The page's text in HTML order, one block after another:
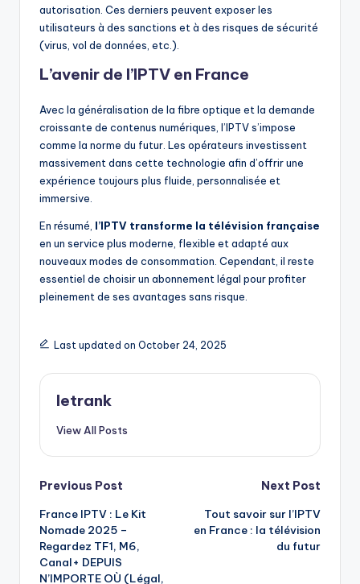
autorisation. Ces derniers peuvent exposer les
utilisateurs à des sanctions et à des risques de sécurité
(virus, vol de données, etc.).
L’avenir de l’IPTV en France
Avec la généralisation de la fibre optique et la demande
croissante de contenus numériques, l’IPTV s’impose
comme la norme du futur. Les opérateurs investissent
massivement dans cette technologie afin d’offrir une
expérience toujours plus fluide, personnalisée et
immersive.
En résumé, l’IPTV transforme la télévision française
en un service plus moderne, flexible et adapté aux
nouveaux modes de consommation. Cependant, il reste
essentiel de choisir un abonnement légal pour profiter
pleinement de ses avantages sans risque.
Last updated on October 24, 2025
letrank
View All Posts
Post
navigation
Previous Post
France IPTV : Le Kit
Nomade 2025 –
Regardez TF1, M6,
Canal+ DEPUIS
N’IMPORTE OÙ (Légal,
Next Post
Tout savoir sur l’IPTV
en France : la télévision
du futur